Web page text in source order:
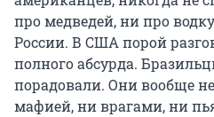
про медведей, ни про
России. В США порой
полного абсурда.
порадовали. Они вообще
мафией, ни врагами, ни